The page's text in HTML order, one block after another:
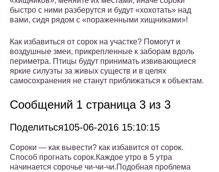
быстро с ними разберутся и будут «хохотать» над
вами, сидя рядом с «пораженными хищниками»!
Как избавиться от сорок на участке? Помогут и
воздушные змеи, прикрепленные к заборам вдоль
периметра. Птицы будут принимать извивающиеся
яркие силуэты за живых существ и в целях
самосохранения не станут приближаться к объектам.
Сообщений 1 страница 3 из 3
Поделиться105-06-2016 15:10:15
Сороки — как вывести? как избавится от сорок.
Способ прогнать сорок.Каждое утро в 5 утра
начинается сорочье чи-чи-чи.Подобная проблема